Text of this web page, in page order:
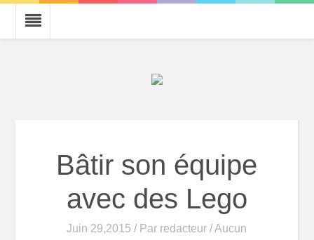
Bâtir son équipe
avec des Lego
Juin 29,2015 / Par redacteur / Aucun